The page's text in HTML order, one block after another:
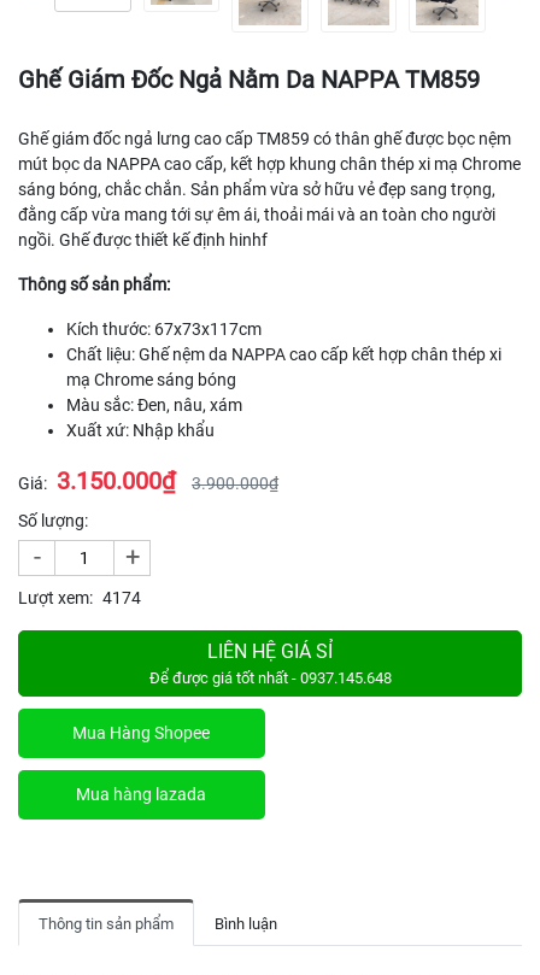
Ghế Giám Đốc Ngả Nằm Da NAPPA TM859
Ghế giám đốc ngả lưng cao cấp TM859 có thân ghế được bọc nệm
mút bọc da NAPPA cao cấp, kết hợp khung chân thép xi mạ Chrome
sáng bóng, chắc chắn. Sản phẩm vừa sở hữu vẻ đẹp sang trọng,
đằng cấp vừa mang tới sự êm ái, thoải mái và an toàn cho người
ngồi. Ghế được thiết kế định hinhf
Thông số sản phẩm:
Kích thước: 67x73x117cm
Chất liệu: Ghế nệm da NAPPA cao cấp kết hợp chân thép xi
mạ Chrome sáng bóng
Màu sắc: Đen, nâu, xám
Xuất xứ: Nhập khẩu
Giá: 3.150.000₫
3.900.000₫
Số lượng:
- +
Lượt xem: 4174
LIÊN HỆ GIÁ SỈ
Để được giá tốt nhất - 0937.145.648
Mua Hàng Shopee
Mua hàng lazada
Thông tin sản phẩm Bình luận